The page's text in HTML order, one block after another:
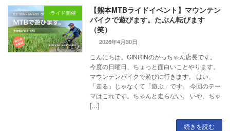
ライド開催
【熊本MTBライドイベント】マウンテン
バイクで遊びます。たぶん転びます
（笑）
2026年4月30日
こんにちは。GINRINのかっちゃん店長です。
今度の日曜日、ちょっと面白いことやります。
マウンテンバイクで遊びに行きます。 はい、
「走る」じゃなくて「遊ぶ」です。 今回のテー
マはこれです。ちゃんと走らない。 いや、ちゃ
[…]
続きを読む